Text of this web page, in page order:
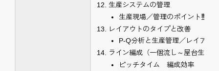
生産システムの管理
生産現場／管理のポイント整理
レイアウトのタイプと改善
P-Q分析と生産管理／レイアウ
ライン編成（一個流し～屋台生産
ピッチタイム 編成効率